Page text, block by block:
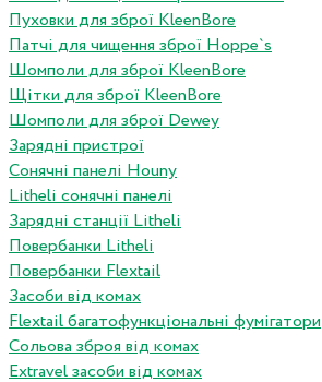
Пуховки для зброї KleenBore
Патчі для чищення зброї Hoppe`s
Шомполи для зброї KleenBore
Щітки для зброї KleenBore
Шомполи для зброї Dewey
Зарядні пристрої
Сонячні панелі Houny
Litheli сонячні панелі
Зарядні станції Litheli
Повербанки Litheli
Повербанки Flextail
Засоби від комах
Flextail багатофункціональні фумігатори
Сольова зброя від комах
Extravel засоби від комах